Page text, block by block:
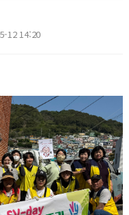
12 14:20